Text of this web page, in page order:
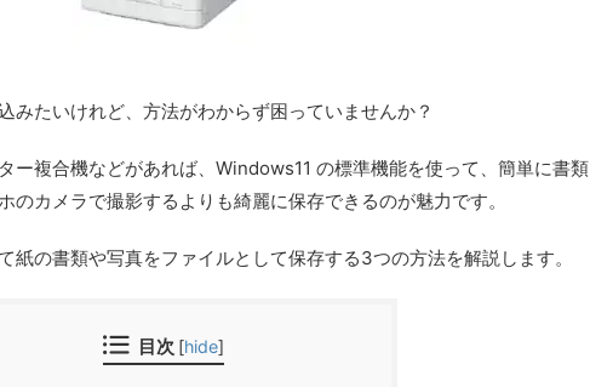
みたいけれど、方法がわからず困っていませんか？
ー複合機などがあれば、Windows11 の標準機能を使って、簡単に書類
のカメラで撮影するよりも綺麗に保存できるのが魅力です。
紙の書類や写真をファイルとして保存する3つの方法を解説します。
目次 [hide]